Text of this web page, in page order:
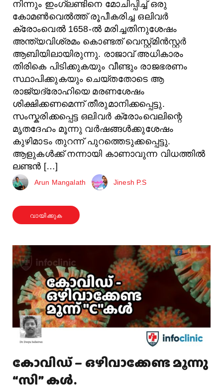
നിന്നും ഇംഗ്ലണ്ടിനെ മോചിപ്പിച്ച് ഒരു
കോമൺവെൽത്ത് രൂപീകരിച്ച ഒലിവർ
ക്രോംവെൽ 1658-ൽ മരിച്ചതിനുശേഷം
അന്ത്യവിശ്രമം കൊണ്ടത് വെസ്റ്റ്മിൻസ്റ്റർ
ആബിയിലായിരുന്നു. രാജാവ് അധികാരം
തിരികെ പിടിക്കുകയും വീണ്ടും രാജഭരണം
സ്ഥാപിക്കുകയും ചെയ്തതോടെ ആ
രാജ്യദ്രോഹിയെ മരണശേഷം
ശിക്ഷിക്കണമെന്ന് തീരുമാനിക്കപ്പെട്ടു.
സംസ്കരിക്കപ്പെട്ട ഒലിവർ ക്രോംവെലിന്റെ
മൃതദേഹം മൂന്നു വർഷങ്ങൾക്കുശേഷം
കുഴിമാടം തുറന്ന് പുറത്തെടുക്കപ്പെട്ടു.
ആളുകൾക്ക് നന്നായി കാണാവുന്ന വിധത്തിൽ
ലണ്ടൻ […]
Arun Mangalath Jinesh P.S
വായിക്കുക
കോവിഡ് – ഒഴിവാക്കേണ്ട മൂന്നു
“സി” കൾ.